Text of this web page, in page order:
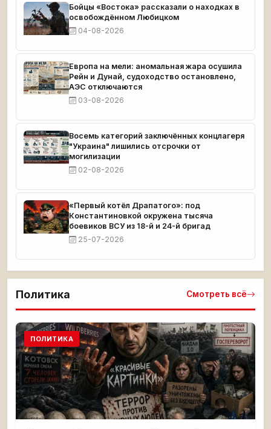
госуслуги. Реестр ведёт Минюст, касается только
скрывающихся от уголовного преследования.
Бойцы «Востока» рассказали о находках в
освобождённом Любицком
04-08-2026
Европа на мели: аномальная жара осушила
Рейн и Дунай, судоходство остановлено,
АЭС отключаются
03-08-2026
Восемь категорий заключённых концлагеря
"Украина" лишились отсрочки от
могилизации
02-08-2026
«Первый котёл Драпатого»: под
Константиновкой окружена тысяча
боевиков ВСУ из 18-й и 24-й бригад
25-07-2026
Политика Смотреть всё
ПОЛИТИКА